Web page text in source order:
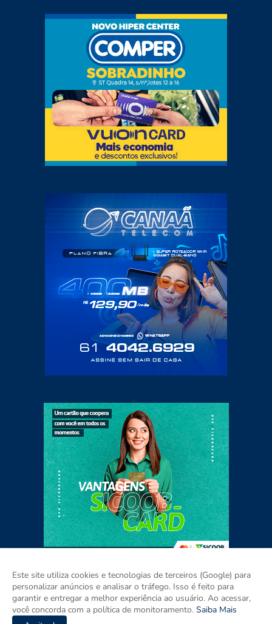
Home Sobre Contato Mídia Kit
Este site utiliza cookies e tecnologias de terceiros (Google) para
personalizar anúncios e analisar o tráfego. Isso é feito para
garantir e entregar a melhor experiência ao usuário. Ao acessar,
você concorda com a política de monitoramento. Saiba Mais